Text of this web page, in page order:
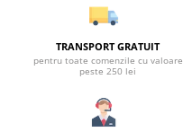
TRANSPORT GRATUIT
pentru toate comenzile cu valoare
peste 250 lei